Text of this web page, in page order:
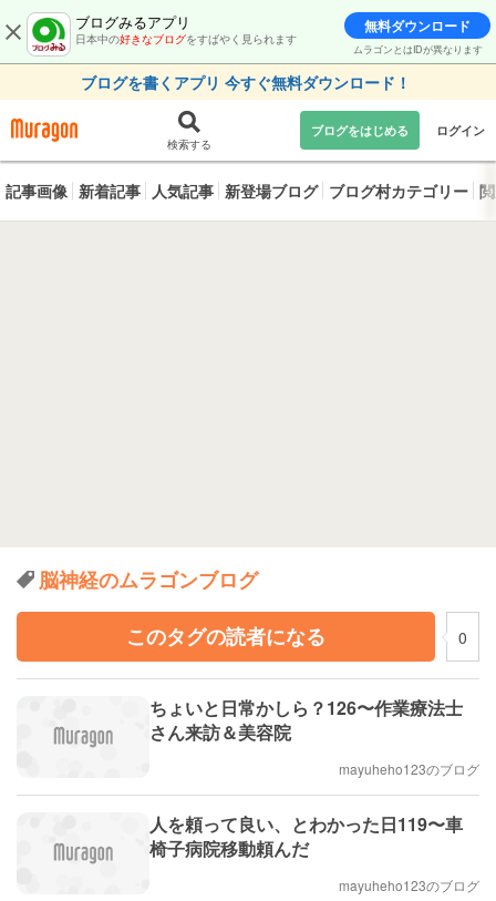
ブログみるアプリ
日本中の好きなブログをすばやく見られます
無料ダウンロード
ムラゴンとはIDが異なります
ブログを書くアプリ 今すぐ無料ダウンロード！
検索する
ブログをはじめる ログイン
記事画像 新着記事 人気記事 新登場ブログ ブログ村カテゴリー
脳神経のムラゴンブログ
このタグの読者になる
0
ちょいと日常かしら？126〜作業療法士
さん来訪＆美容院
mayuheho123のブログ
人を頼って良い、とわかった日119〜車
椅子病院移動頼んだ
mayuheho123のブログ